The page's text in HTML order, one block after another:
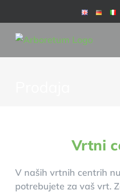
to
content
Vrtni
V naših vrtnih centrih
potrebujete za vaš vrt.